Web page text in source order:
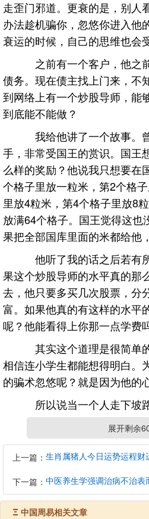
走歪门邪道。更衰的是，别人
办法趁机骗你，忽悠你进入他
衰运的时候，自己的思维也会
之前有一个客户，他之
债务。现在债主找上门来，不
到网络上有一个炒股导师，能
到底能不能做？
我给他讲了一个故事。
手，非常受国王的赏识。国王
么样的奖励？他说我只想要在
个格子里放一粒米，第2个格
里放4粒米，第4个格子里放8
放满64个格子。国王觉得这也
果把全部国库里面的米都给他
他听了我的话之后若有
果这个炒股导师的水平真的那
去，他只要多买几次股票，分
富。如果他真的有这样的水平
呢？他能看得上你那一点学费
其实这个道理是很简单
相信连小学生都能想得明白。
的骗术忽悠呢？就是因为他的
所以说当一个人走下坡
妄动。因为在这个时候人的思
被人给忽悠的。我们要做的，
住自己的心态，冷静下来。就
不失败，不让局势恶化，以后
二、学会变通
展开剩余
上一篇：
下一篇：
Ξ 中国周易相关文章